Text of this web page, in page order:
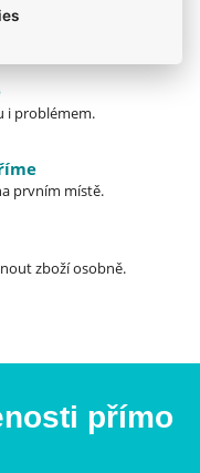
i problémem.
prvním místě.
zboží osobně.
přímo